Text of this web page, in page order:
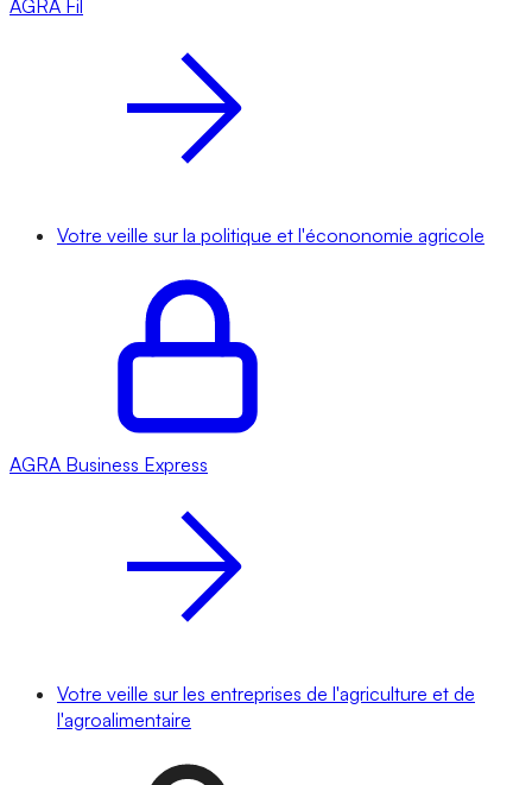
AGRA Fil
Votre veille sur la politique et l'écononomie agricole
AGRA Business Express
Votre veille sur les entreprises de l'agriculture et de
l'agroalimentaire